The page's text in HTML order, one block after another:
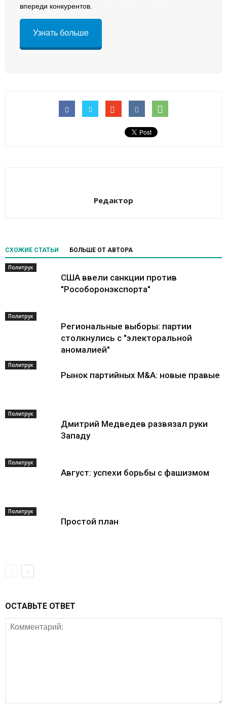
впереди конкурентов.
Узнать больше
Редактор
СХОЖИЕ СТАТЬИ БОЛЬШЕ ОТ АВТОРА
Политрук
США ввели санкции против
"Рособоронэкспорта"
Политрук
Региональные выборы: партии
столкнулись с "электоральной
аномалией"
Политрук
Рынок партийных M&A: новые правые
Политрук
Дмитрий Медведев развязал руки
Западу
Политрук
Август: успехи борьбы с фашизмом
Политрук
Простой план
ОСТАВЬТЕ ОТВЕТ